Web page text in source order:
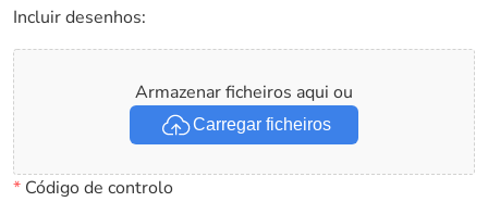
Incluir desenhos:
Armazenar ficheiros aqui ou
Carregar ficheiros
*Código de controlo